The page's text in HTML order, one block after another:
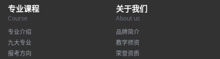
专业课程
Course
专业介绍
九大专业
报考方向
关于我们
About us
品牌简介
教学师资
荣誉资质